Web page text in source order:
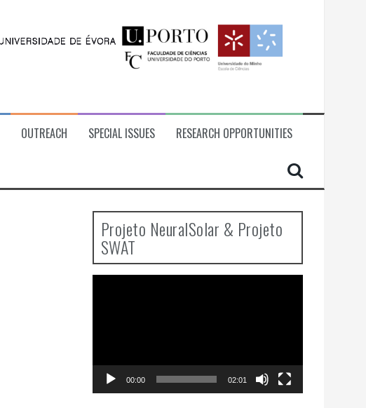
OUTREACH SPECIAL ISSUES RESEARCH OPPORTUNITIES
Projeto NeuralSolar & Projeto
SWAT
00:00 02:01